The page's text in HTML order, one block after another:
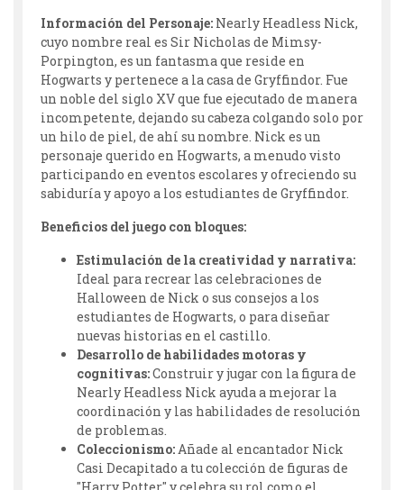
Información del Personaje: Nearly Headless Nick,
cuyo nombre real es Sir Nicholas de Mimsy-
Porpington, es un fantasma que reside en
Hogwarts y pertenece a la casa de Gryffindor. Fue
un noble del siglo XV que fue ejecutado de manera
incompetente, dejando su cabeza colgando solo por
un hilo de piel, de ahí su nombre. Nick es un
personaje querido en Hogwarts, a menudo visto
participando en eventos escolares y ofreciendo su
sabiduría y apoyo a los estudiantes de Gryffindor.
Beneficios del juego con bloques:
Estimulación de la creatividad y narrativa:
Ideal para recrear las celebraciones de
Halloween de Nick o sus consejos a los
estudiantes de Hogwarts, o para diseñar
nuevas historias en el castillo.
Desarrollo de habilidades motoras y
cognitivas:Construir y jugar con la figura de
Nearly Headless Nick ayuda a mejorar la
coordinación y las habilidades de resolución
de problemas.
Coleccionismo:Añade al encantador Nick
Casi Decapitado a tu colección de figuras de